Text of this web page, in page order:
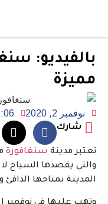
بالفيديو:
مميزة
نوفمبر 2, 2020
شارك
تعتبر مدينة سنغافورة
والتي يقصدها السياح
المدينة بمناخها